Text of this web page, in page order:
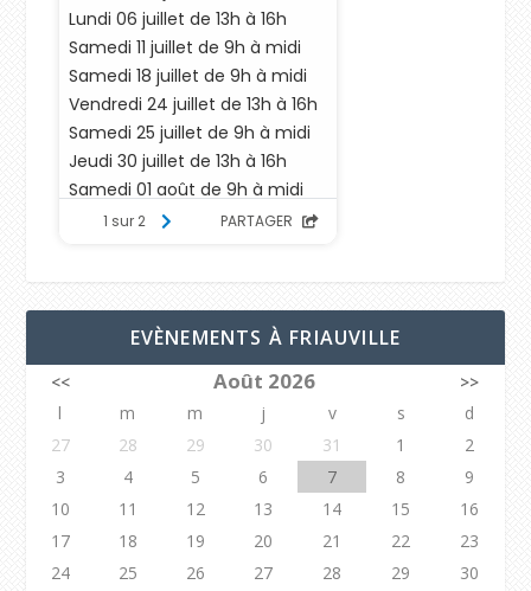
EVÈNEMENTS À FRIAUVILLE
<< Août 2026
>>
l
m m j v s
d
27
28 29 30 31 1
2
3
4 5 6 7 8
9
10
11 12 13 14 15
16
17
18 19 20 21 22
23
24
25 26 27 28 29
30